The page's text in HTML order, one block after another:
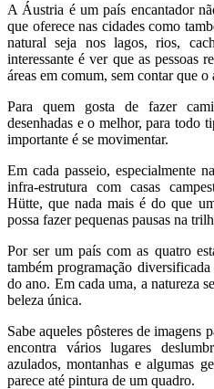
A Áustria é um país encantador
que oferece nas cidades como
natural seja nos lagos, rios,
interessante é ver que as pessoas
áreas em comum, sem contar que o
Para quem gosta de fazer
desenhadas e o melhor, para todo
importante é se movimentar.
Em cada passeio, especialmente
infra-estrutura com casas
Hütte, que nada mais é do que
possa fazer pequenas pausas na
Por ser um país com as quatro
também programação
do ano. Em cada uma, a natureza
beleza única.
Sabe aqueles pôsteres de imagens
encontra vários lugares
azulados, montanhas e algumas
parece até pintura de um quadro.